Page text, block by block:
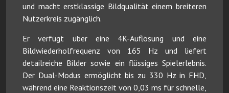
und macht erstklassige Bildqualität einem breiteren
Nutzerkreis zugänglich.
Er verfügt über eine 4K-Auflösung und eine
Bildwiederholfrequenz von 165 Hz und liefert
detailreiche Bilder sowie ein flüssiges Spielerlebnis.
Der Dual-Modus ermöglicht bis zu 330 Hz in FHD,
während eine Reaktionszeit von 0,03 ms für schnelle,